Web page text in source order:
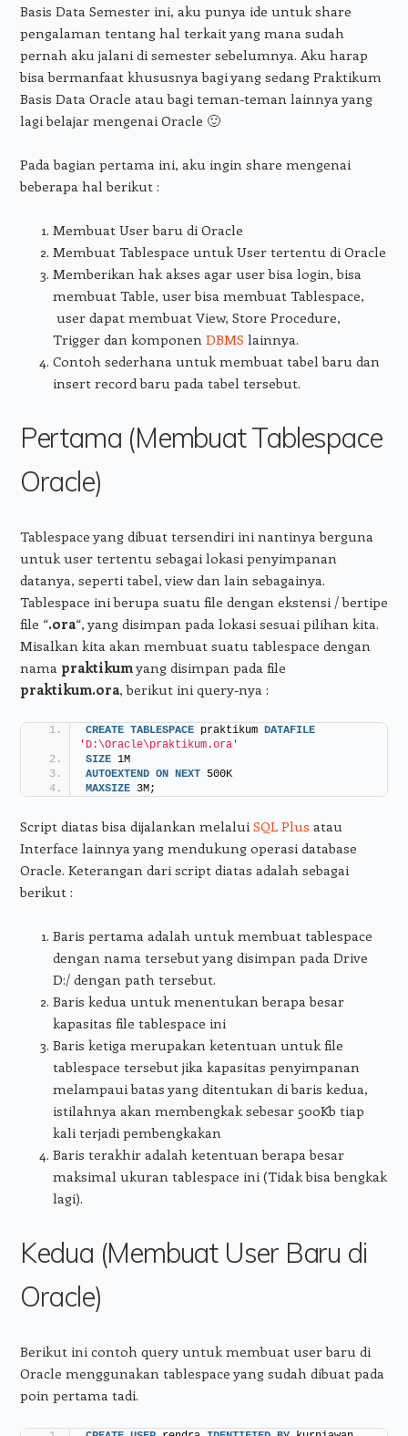
Basis Data Semester ini, aku punya ide untuk share
pengalaman tentang hal terkait yang mana sudah
pernah aku jalani di semester sebelumnya. Aku harap
bisa bermanfaat khususnya bagi yang sedang Praktikum
Basis Data Oracle atau bagi teman-teman lainnya yang
lagi belajar mengenai Oracle 🙂
Pada bagian pertama ini, aku ingin share mengenai
beberapa hal berikut :
Membuat User baru di Oracle
Membuat Tablespace untuk User tertentu di Oracle
Memberikan hak akses agar user bisa login, bisa
membuat Table, user bisa membuat Tablespace,
user dapat membuat View, Store Procedure,
Trigger dan komponen DBMS lainnya.
Contoh sederhana untuk membuat tabel baru dan
insert record baru pada tabel tersebut.
Pertama (Membuat Tablespace
Oracle)
Tablespace yang dibuat tersendiri ini nantinya berguna
untuk user tertentu sebagai lokasi penyimpanan
datanya, seperti tabel, view dan lain sebagainya.
Tablespace ini berupa suatu file dengan ekstensi / bertipe
file “.ora“, yang disimpan pada lokasi sesuai pilihan kita.
Misalkan kita akan membuat suatu tablespace dengan
nama praktikumyang disimpan pada file
praktikum.ora, berikut ini query-nya :
CREATE TABLESPACE praktikum DATAFILE
'D:\Oracle\praktikum.ora'
SIZE 1M
AUTOEXTEND ON NEXT 500K
MAXSIZE 3M;
Script diatas bisa dijalankan melalui SQL Plus atau
Interface lainnya yang mendukung operasi database
Oracle. Keterangan dari script diatas adalah sebagai
berikut :
Baris pertama adalah untuk membuat tablespace
dengan nama tersebut yang disimpan pada Drive
D:/ dengan path tersebut.
Baris kedua untuk menentukan berapa besar
kapasitas file tablespace ini
Baris ketiga merupakan ketentuan untuk file
tablespace tersebut jika kapasitas penyimpanan
melampaui batas yang ditentukan di baris kedua,
istilahnya akan membengkak sebesar 500Kb tiap
kali terjadi pembengkakan
Baris terakhir adalah ketentuan berapa besar
maksimal ukuran tablespace ini (Tidak bisa bengkak
lagi).
Kedua (Membuat User Baru di
Oracle)
Berikut ini contoh query untuk membuat user baru di
Oracle menggunakan tablespace yang sudah dibuat pada
poin pertama tadi.